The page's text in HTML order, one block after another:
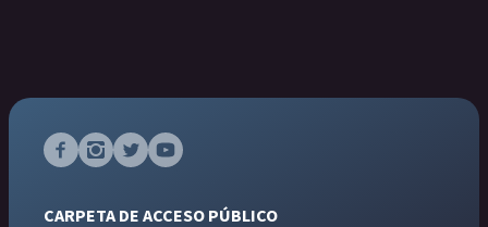
CARPETA DE ACCESO PÚBLICO